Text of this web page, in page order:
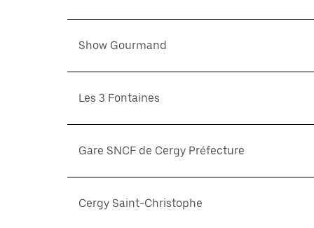
Show Gourmand
Les 3 Fontaines
Gare SNCF de Cergy Préfecture
Cergy Saint-Christophe